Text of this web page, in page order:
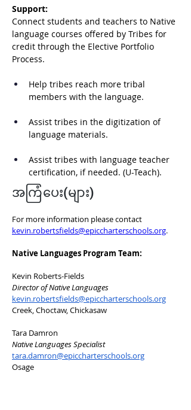
Support:
Connect students and teachers to Native
language courses offered by Tribes for
credit through the Elective Portfolio
Process.
Help tribes reach more tribal
members with the language.
Assist tribes in the digitization of
language materials.
Assist tribes with language teacher
certification, if needed. (U-Teach).
အကြံပေး(များ)
For more information please contact
kevin.robertsfields@epiccharterschools.org.
Native Languages Program Team:
Kevin Roberts-Fields
Director of Native Languages
kevin.robertsfields@epiccharterschools.org
Creek, Choctaw, Chickasaw
Tara Damron
Native Languages Specialist
tara.damron@epiccharterschools.org
Osage